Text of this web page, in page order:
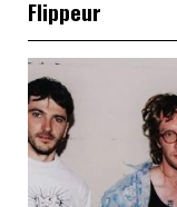
Flippeur